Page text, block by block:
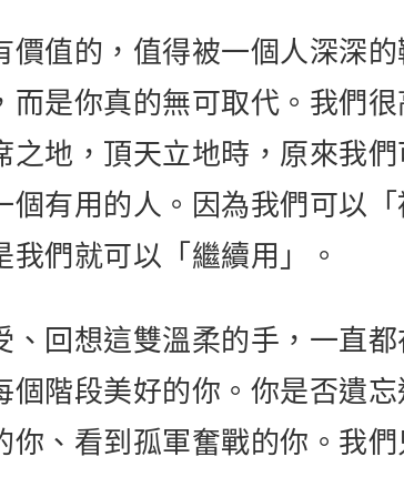
價值的，值得被一個人深深
而是你真的無可取代。我們
之地，頂天立地時，原來我
個有用的人。因為我們可以
我們就可以「繼續用」。
、回想這雙溫柔的手，一直
個階段美好的你。你是否遺
你、看到孤軍奮戰的你。我